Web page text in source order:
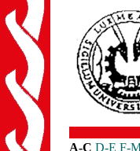
A-C D-E F-